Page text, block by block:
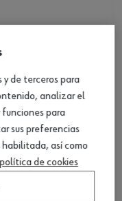
y de terceros para
analizar el
para
sus preferencias
así como
política de cookies